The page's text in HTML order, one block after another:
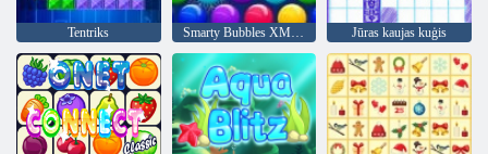
Tentriks Smarty Bubbles XMas Edition Jūras kaujas kuģis